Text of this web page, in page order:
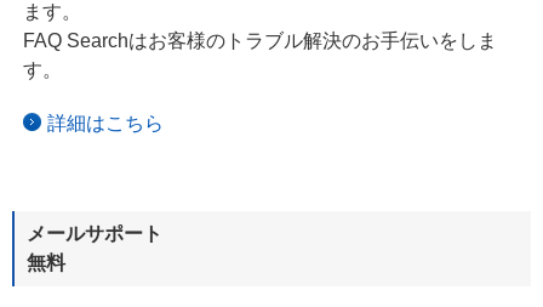
ます。
FAQ Searchはお客様のトラブル解決のお手伝いをしま
す。
詳細はこちら
メールサポート
無料